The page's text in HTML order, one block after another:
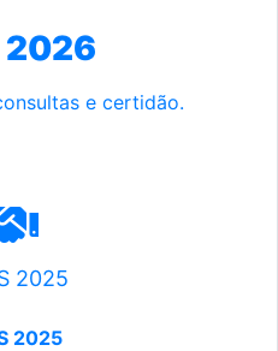
2026
e certidão.
2025
2025